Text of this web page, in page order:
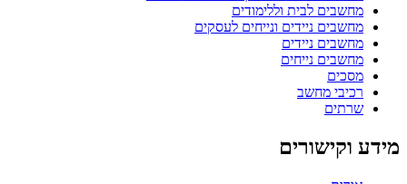
מחשבים לבית וללימודים
מחשבים ניידים ונייחים לעסקים
מחשבים ניידים
מחשבים נייחים
מסכים
רכיבי מחשב
שרתים
מידע וקישורים